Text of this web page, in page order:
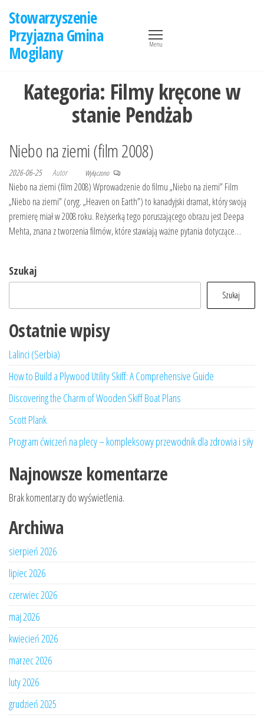
treści
Stowarzyszenie
Przyjazna Gmina
Mogilany
Menu
Kategoria: Filmy kręcone w
stanie Pendżab
Niebo na ziemi (film 2008)
2026-06-25 Autor Wyłączono
Niebo na ziemi (film 2008) Wprowadzenie do filmu „Niebo na ziemi” Film
„Niebo na ziemi” (oryg. „Heaven on Earth”) to kanadyjski dramat, który swoją
premierę miał w 2008 roku. Reżyserką tego poruszającego obrazu jest Deepa
Mehta, znana z tworzenia filmów, które stawiają ważne pytania dotyczące…
Szukaj
Szukaj
Ostatnie wpisy
Lalinci (Serbia)
How to Build a Plywood Utility Skiff: A Comprehensive Guide
Discovering the Charm of Wooden Skiff Boat Plans
Scott Plank
Program ćwiczeń na plecy – kompleksowy przewodnik dla zdrowia i siły
Najnowsze komentarze
Brak komentarzy do wyświetlenia.
Archiwa
sierpień 2026
lipiec 2026
czerwiec 2026
maj 2026
kwiecień 2026
marzec 2026
luty 2026
grudzień 2025